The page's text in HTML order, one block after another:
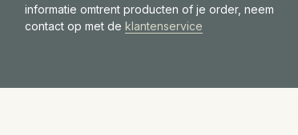
informatie omtrent producten of je order, neem
contact op met de klantenservice